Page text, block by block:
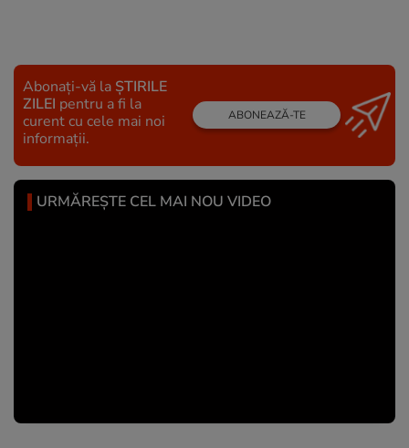
Abonați-vă la ȘTIRILE
ZILEI pentru a fi la
curent cu cele mai noi
informații.
ABONEAZĂ-TE
URMĂREȘTE CEL MAI NOU VIDEO